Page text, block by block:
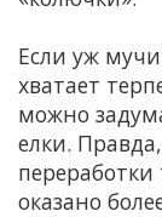
Если уж
хватает
можно
елки.
оказано